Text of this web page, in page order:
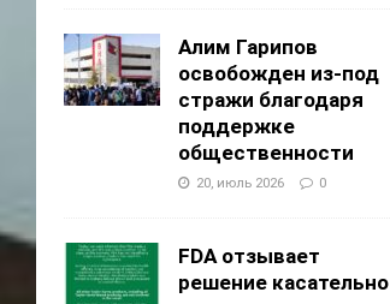
Алим Гарипов
освобожден из-под
стражи благодаря
поддержке
общественности
20, июль 2026 0
FDA отзывает
решение касательно